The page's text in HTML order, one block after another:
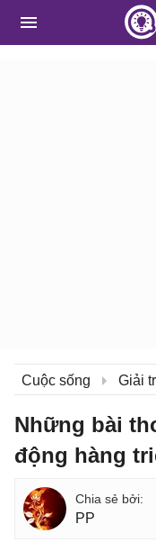
Cuộc sống Giải
Những bài
động hàng
PP